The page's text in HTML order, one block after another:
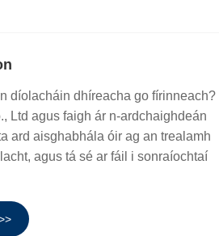
díolacháin dhíreacha go fírinneach?
Ltd agus faigh ár n-ardchaighdeán
ard aisghabhála óir ag an trealamh
agus tá sé ar fáil i sonraíochtaí